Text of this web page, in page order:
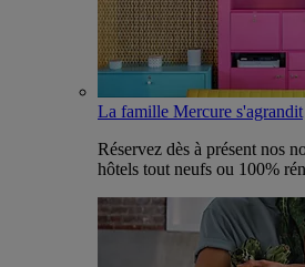
La famille Mercure s'agrandit
Réservez dès à présent nos
hôtels tout neufs ou 100%